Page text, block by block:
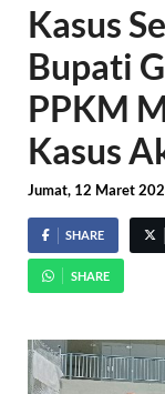
Kasus
Bupati
PPKM
Kasus
Jumat, 12 Maret
SHARE
SHARE